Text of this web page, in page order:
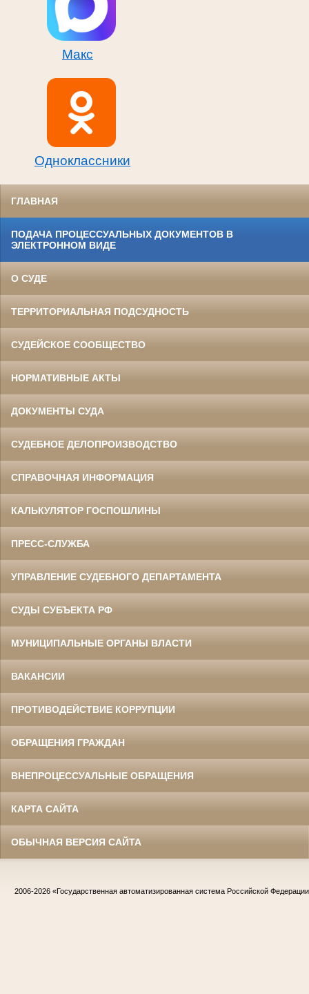
Макс
Одноклассники
ГЛАВНАЯ
ПОДАЧА ПРОЦЕССУАЛЬНЫХ ДОКУМЕНТОВ В
ЭЛЕКТРОННОМ ВИДЕ
О СУДЕ
ТЕРРИТОРИАЛЬНАЯ ПОДСУДНОСТЬ
СУДЕЙСКОЕ СООБЩЕСТВО
НОРМАТИВНЫЕ АКТЫ
ДОКУМЕНТЫ СУДА
СУДЕБНОЕ ДЕЛОПРОИЗВОДСТВО
СПРАВОЧНАЯ ИНФОРМАЦИЯ
КАЛЬКУЛЯТОР ГОСПОШЛИНЫ
ПРЕСС-СЛУЖБА
УПРАВЛЕНИЕ СУДЕБНОГО ДЕПАРТАМЕНТА
СУДЫ СУБЪЕКТА РФ
МУНИЦИПАЛЬНЫЕ ОРГАНЫ ВЛАСТИ
ВАКАНСИИ
ПРОТИВОДЕЙСТВИЕ КОРРУПЦИИ
ОБРАЩЕНИЯ ГРАЖДАН
ВНЕПРОЦЕССУАЛЬНЫЕ ОБРАЩЕНИЯ
КАРТА САЙТА
ОБЫЧНАЯ ВЕРСИЯ САЙТА
2006-2026 «Государственная автоматизированная система Российской